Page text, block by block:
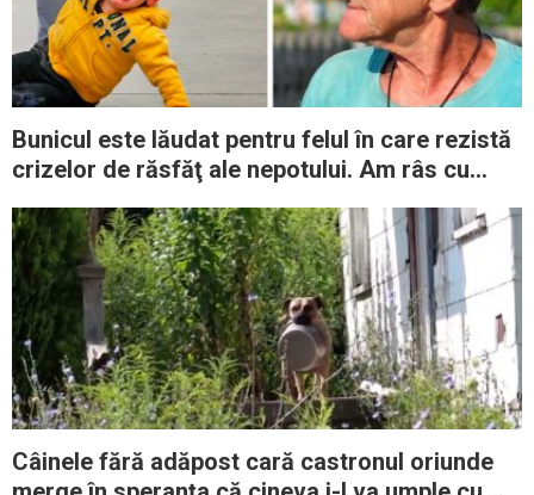
Bunicul este lăudat pentru felul în care rezistă
crizelor de răsfăţ ale nepotului. Am râs cu
Câinele fără adăpost cară castronul oriunde